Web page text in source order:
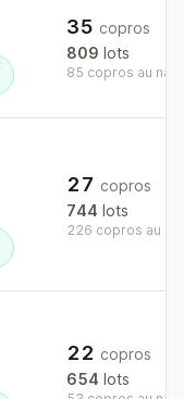
35 copros
809 lots
85 copros au
27 copros
744 lots
226 copros au
22 copros
654 lots